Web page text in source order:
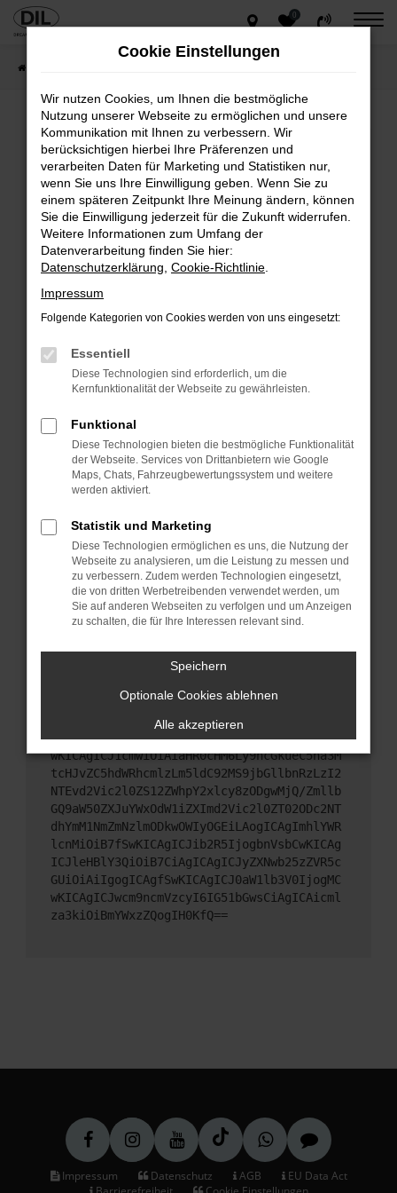
Zum
Hauptinhalt
0
Fehler: Network Error
Beim Laden ist ein Fehler aufgetreten.
Hier sind ein paar Tipps, die dir helfen können:
Überprüfe deine Firewall und deine
Internetverbindung.
Laden andere Webseiten, zum Beispiel deine
Manche Erweiterungen, wie Werbeblocker, können
Funktioniert die Seite in einem anderen Browser
oder in einem privaten Fenster?
Das kann manchmal helfen, vorübergehende
Probleme zu beheben.
Stelle sicher, dass dein Browser und dein
Betriebssystem auf dem neuesten Stand sind.
Sicherheitsrisiko, sondern kann auch dazu führen,
dass bestimmte Funktionen nicht mehr
unterstützt werden.
Wende dich an den Webseitenbetreiber.
Wenn du alle oben genannten Schritte versucht
hast, kontaktiere uns bitte. Wir werden versuchen,
Text schicken, um uns bei der Fehlersuche zu
ewogICJuYW1lIjogIk5ldHdvcmtFcnJvciIsCiAgI
mNvbmZpZyI6IHsKICAgICJtZXRob2QiOiAiR0VUIi
wKICAgICJ1cmwiOiAiaHR0cHM6Ly9hcGkueC5ha3M
tcHJvZC5hdWRhcmlzLm5ldC92MS9jbGllbnRzLzI2
NTEvd2Vic2l0ZS12ZWhpY2xlcy8zODgwMjQ/Zmllb
GQ9aW50ZXJuYWxOdW1iZXImd2Vic2l0ZT02ODc2NT
dhYmM1NmZmNzlmODkwOWIyOGEiLAogICAgImhlYWR
lcnMiOiB7fSwKICAgICJib2R5IjogbnVsbCwKICAg
ICJleHBlY3QiOiB7CiAgICAgICJyZXNwb25zZVR5c
GUiOiAiIgogICAgfSwKICAgICJ0aW1lb3V0IjogMC
wKICAgICJwcm9ncmVzcyI6IG51bGwsCiAgICAicml
za3kiOiBmYWxzZQogIH0KfQ==
Impressum Datenschutz AGB
EU Data Act
Cookie Einstellungen
Wir nutzen Cookies, um Ihnen die bestmögliche
Nutzung unserer Webseite zu ermöglichen und unsere
Kommunikation mit Ihnen zu verbessern. Wir
berücksichtigen hierbei Ihre Präferenzen und
verarbeiten Daten für Marketing und Statistiken nur,
wenn Sie uns Ihre Einwilligung geben. Wenn Sie zu
einem späteren Zeitpunkt Ihre Meinung ändern, können
Sie die Einwilligung jederzeit für die Zukunft widerrufen.
Weitere Informationen zum Umfang der
Datenverarbeitung finden Sie hier:
Datenschutzerklärung Cookie-Richtlinie
Impressum
Folgende Kategorien von Cookies werden von uns eingesetzt:
Essentiell
Diese Technologien sind erforderlich, um die
Kernfunktionalität der Webseite zu gewährleisten.
Funktional
Diese Technologien bieten die bestmögliche Funktionalität
der Webseite. Services von Drittanbietern wie Google
Maps, Chats, Fahrzeugbewertungssystem und weitere
werden aktiviert.
Statistik und Marketing
Diese Technologien ermöglichen es uns, die Nutzung der
Webseite zu analysieren, um die Leistung zu messen und
zu verbessern. Zudem werden Technologien eingesetzt,
die von dritten Werbetreibenden verwendet werden, um
Sie auf anderen Webseiten zu verfolgen und um Anzeigen
zu schalten, die für Ihre Interessen relevant sind.
Speichern
Optionale Cookies ablehnen
Alle akzeptieren